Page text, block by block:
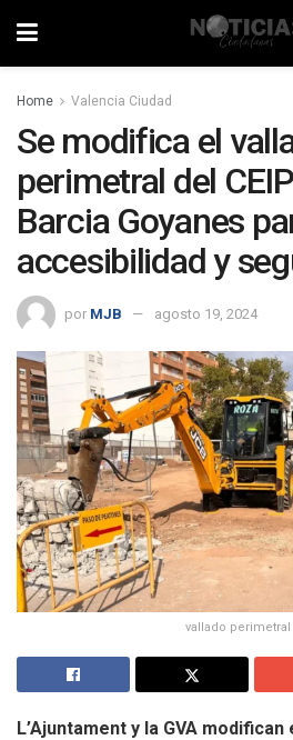
Home Valencia Ciudad
Se modifica el
perimetral del
Barcia Goyanes
accesibilidad y
por MJB agosto 19, 2024
vallado perimetral
L’Ajuntament y la GVA